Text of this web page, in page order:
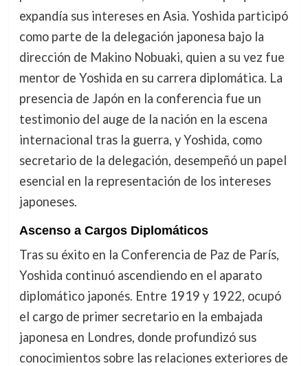
expandía sus intereses en Asia. Yoshida participó
como parte de la delegación japonesa bajo la
dirección de Makino Nobuaki, quien a su vez fue
mentor de Yoshida en su carrera diplomática. La
presencia de Japón en la conferencia fue un
testimonio del auge de la nación en la escena
internacional tras la guerra, y Yoshida, como
secretario de la delegación, desempeñó un papel
esencial en la representación de los intereses
japoneses.
Ascenso a Cargos Diplomáticos
Tras su éxito en la Conferencia de Paz de París,
Yoshida continuó ascendiendo en el aparato
diplomático japonés. Entre 1919 y 1922, ocupó
el cargo de primer secretario en la embajada
japonesa en Londres, donde profundizó sus
conocimientos sobre las relaciones exteriores de